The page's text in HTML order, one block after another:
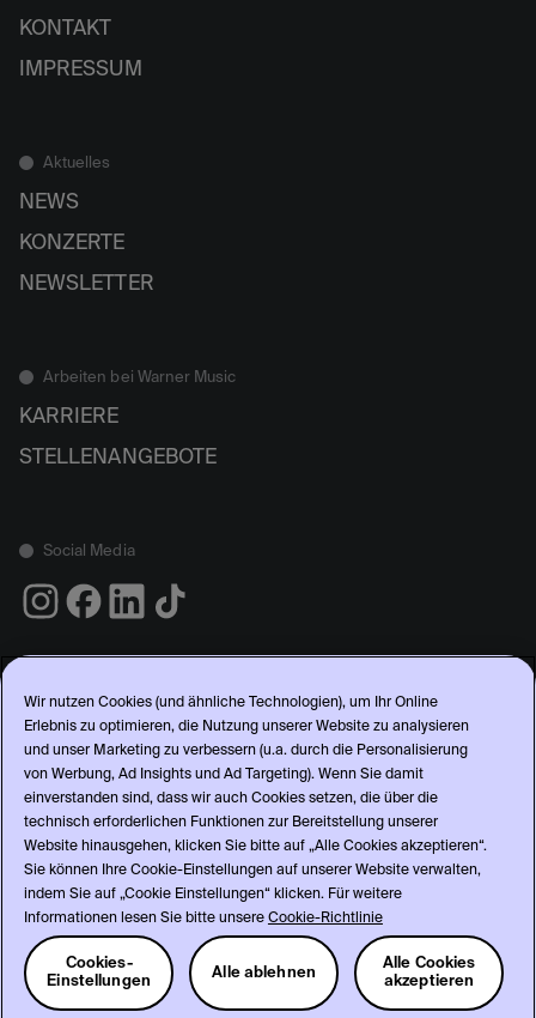
KONTAKT
IMPRESSUM
Aktuelles
NEWS
KONZERTE
NEWSLETTER
Arbeiten bei Warner Music
KARRIERE
STELLENANGEBOTE
Social Media
Rechtliches
Datenschutz
Cookie-Richtlinie
Cookies-Einstellungen
Händler-AGB — TERMS
Impressum
© Warner Music Central Europe 2026
Wir nutzen Cookies (und ähnliche Technologien), um Ihr Online
Erlebnis zu optimieren, die Nutzung unserer Website zu analysieren
und unser Marketing zu verbessern (u.a. durch die Personalisierung
von Werbung, Ad Insights und Ad Targeting). Wenn Sie damit
einverstanden sind, dass wir auch Cookies setzen, die über die
technisch erforderlichen Funktionen zur Bereitstellung unserer
Website hinausgehen, klicken Sie bitte auf „Alle Cookies akzeptieren“.
Sie können Ihre Cookie-Einstellungen auf unserer Website verwalten,
indem Sie auf „Cookie Einstellungen“ klicken. Für weitere
Informationen lesen Sie bitte unsere Cookie-Richtlinie
Cookies-
Einstellungen
Alle ablehnen
Alle Cookies
akzeptieren